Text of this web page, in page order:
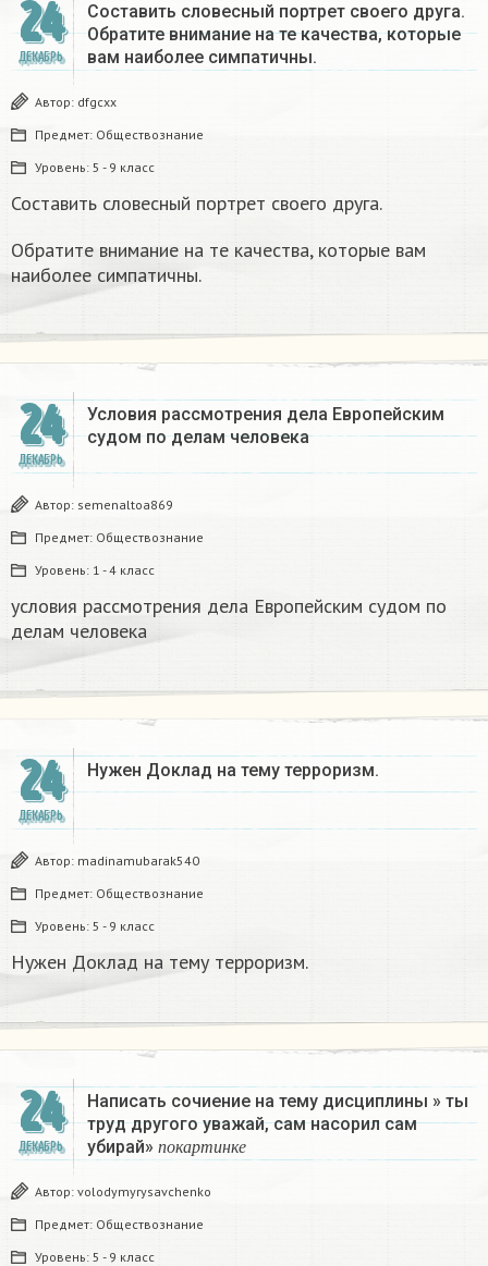
24
ДЕКАБРЬ
Составить словесный портрет своего друга.
Обратите внимание на те качества, которые
вам наиболее симпатичны.
Автор: dfgcxx
Предмет: Обществознание
Уровень: 5 - 9 класс
Составить словесный портрет своего друга.
Обратите внимание на те качества, которые вам
наиболее симпатичны.
24
ДЕКАБРЬ
Условия рассмотрения дела Европейским
судом по делам человека
Автор: semenaltoa869
Предмет: Обществознание
Уровень: 1 - 4 класс
условия рассмотрения дела Европейским судом по
делам человека
24
ДЕКАБРЬ
Нужен Доклад на тему терроризм.
Автор: madinamubarak540
Предмет: Обществознание
Уровень: 5 - 9 класс
Нужен Доклад на тему терроризм.
24
ДЕКАБРЬ
Написать сочиение на тему дисциплины » ты
труд другого уважай, сам насорил сам
убирай»
по ка р т и н ке
п ока ртинке
Автор: volodymyrysavchenko
Предмет: Обществознание
Уровень: 5 - 9 класс